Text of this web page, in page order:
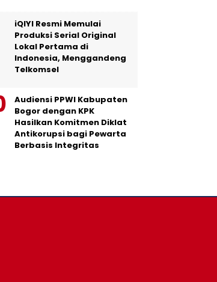
iQIYI Resmi Memulai
Produksi Serial Original
Lokal Pertama di
Indonesia, Menggandeng
Telkomsel
Audiensi PPWI Kabupaten
Bogor dengan KPK
Hasilkan Komitmen Diklat
Antikorupsi bagi Pewarta
Berbasis Integritas